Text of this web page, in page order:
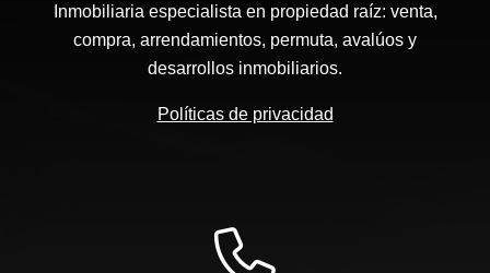
Inmobiliaria especialista en propiedad raíz: venta,
compra, arrendamientos, permuta, avalúos y
desarrollos inmobiliarios.
Políticas de privacidad